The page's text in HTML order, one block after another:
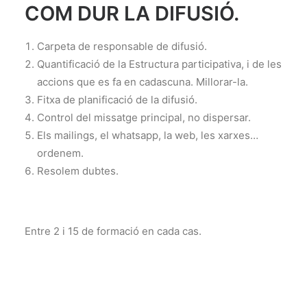
COM DUR LA DIFUSIÓ.
Carpeta de responsable de difusió.
Quantificació de la Estructura participativa, i de les
accions que es fa en cadascuna. Millorar-la.
Fitxa de planificació de la difusió.
Control del missatge principal, no dispersar.
Els mailings, el whatsapp, la web, les xarxes…
ordenem.
Resolem dubtes.
Entre 2 i 15 de formació en cada cas.